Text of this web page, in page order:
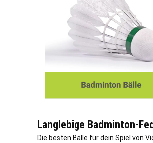
Langlebige Badminton-
Die besten Bälle für dein Spiel von